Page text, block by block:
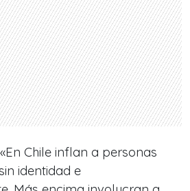
Chile inflan a personas
identidad e